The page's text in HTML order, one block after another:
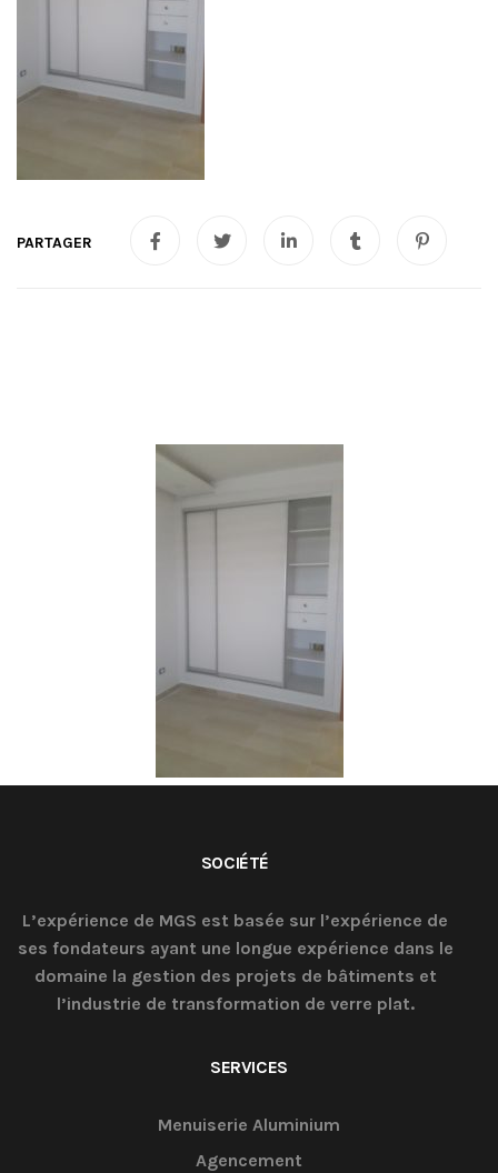
SOCIÉTÉ
L’expérience de MGS est basée sur l’expérience de
ses fondateurs ayant une longue expérience dans le
domaine la gestion des projets de bâtiments et
l’industrie de transformation de verre plat.
SERVICES
Menuiserie Aluminium
Agencement